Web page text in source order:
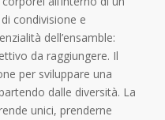
condivisione e
dell’ensamble:
da raggiungere. Il
per sviluppare una
dalle diversità. La
unici, prenderne